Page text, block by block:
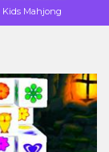
Kids Mahjong